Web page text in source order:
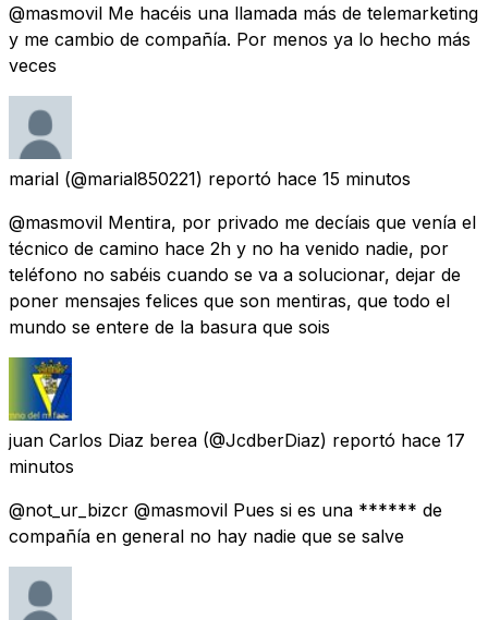
@masmovil Me hacéis una llamada más de telemarketing
y me cambio de compañía. Por menos ya lo hecho más
veces
marial (@marial850221) reportó hace 15 minutos
@masmovil Mentira, por privado me decíais que venía el
técnico de camino hace 2h y no ha venido nadie, por
teléfono no sabéis cuando se va a solucionar, dejar de
poner mensajes felices que son mentiras, que todo el
mundo se entere de la basura que sois
juan Carlos Diaz berea (@JcdberDiaz) reportó hace 17
minutos
@not_ur_bizcr @masmovil Pues si es una ****** de
compañía en general no hay nadie que se salve